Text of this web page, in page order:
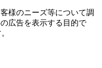
様のニーズ等について調
広告を表⽰する⽬的で